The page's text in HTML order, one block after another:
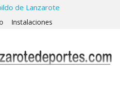
de Lanzarote
Instalaciones